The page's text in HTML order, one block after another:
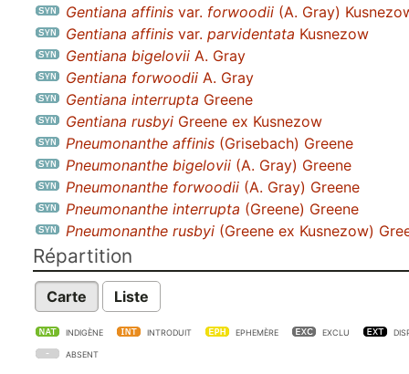
Gentiana affinis var. forwoodii (A. Gray)
Gentiana affinis var. parvidentata Kusnezow
Gentiana bigelovii A. Gray
Gentiana forwoodii A. Gray
Gentiana interrupta Greene
Gentiana rusbyi Greene ex Kusnezow
Pneumonanthe affinis (Grisebach) Greene
Pneumonanthe bigelovii (A. Gray) Greene
Pneumonanthe forwoodii (A. Gray) Greene
Pneumonanthe interrupta (Greene) Greene
Pneumonanthe rusbyi (Greene ex Kusnezow)
Répartition
Carte Liste
INDIGÈNE INTRODUIT EPHEMÈRE EXCLU
ABSENT